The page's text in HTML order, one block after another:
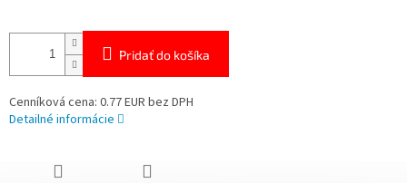
Pridať do košíka
Cenníková cena: 0.77 EUR bez DPH
Detailné informácie